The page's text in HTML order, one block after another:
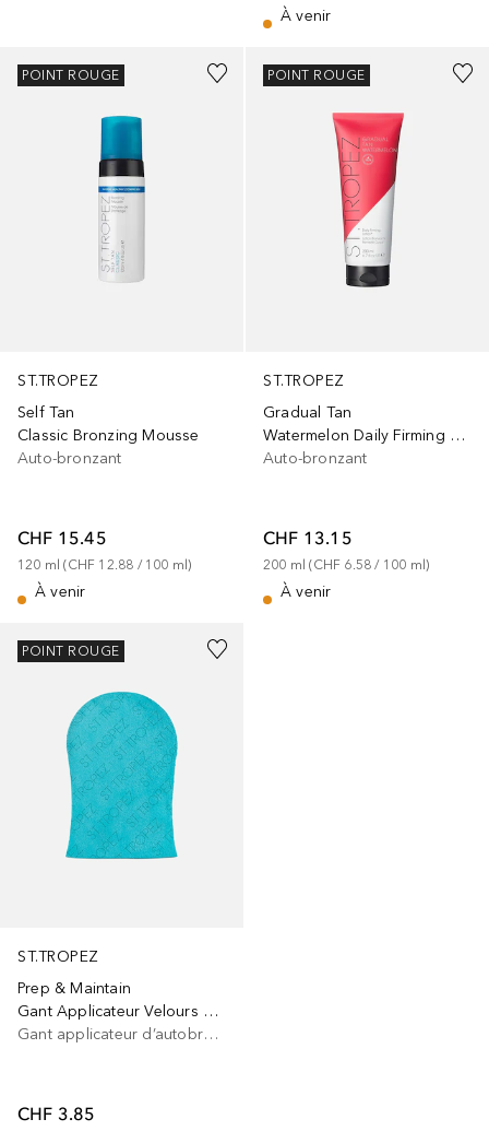
À venir
ST.TROPEZ
Self Tan
Classic Bronzing Mousse
Auto-bronzant
CHF 15.45
120 ml (CHF 12.88 / 100 ml)
À venir
POINT ROUGE
ST.TROPEZ
Gradual Tan
Watermelon Daily Firming Lotion
Auto-bronzant
CHF 13.15
200 ml (CHF 6.58 / 100 ml)
À venir
POINT ROUGE
ST.TROPEZ
Prep & Maintain
Gant Applicateur Velours Double Face
Gant applicateur d’autobronzant
CHF 3.85
POINT ROUGE